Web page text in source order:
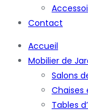
Contact
Accueil
Mobilier de
Salons
Chaises
Tables